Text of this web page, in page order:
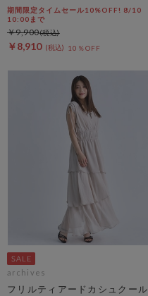
ルーンノースリギャザーワンピ
ース
期間限定タイムセール10%OFF! 8/10
10:00まで
￥8,910 10％OFF
￥9,900
archives
フリルティアードカシュクール